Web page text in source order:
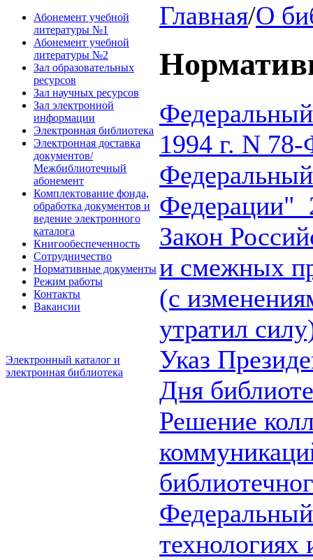
Абонемент учебной
литературы №1
Абонемент учебной
литературы №2
Зал образовательных
ресурсов
Зал научных ресурсов
Зал электронной
информации
Электронная библиотека
Электронная доставка
документов/
Межбиблиотечный
абонемент
Комплектование фонда,
обработка документов и
ведение электронного
каталога
Книгообеспеченность
Сотрудничество
Нормативные документы
Режим работы
Контакты
Вакансии
Электронный каталог и
электронная библиотека
Главная/О
1994 г. N
Федерации"
Закон
и смежных
(с
утратил
Указ
Дня
Решение